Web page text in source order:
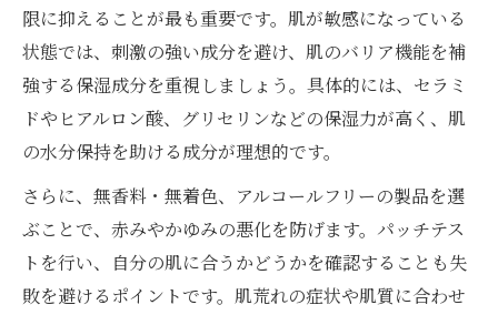
限に抑えることが最も重要です。肌が敏感になっている
状態では、刺激の強い成分を避け、肌のバリア機能を補
強する保湿成分を重視しましょう。具体的には、セラミ
ドやヒアルロン酸、グリセリンなどの保湿力が高く、肌
の水分保持を助ける成分が理想的です。
さらに、無香料・無着色、アルコールフリーの製品を選
ぶことで、赤みやかゆみの悪化を防げます。パッチテス
トを行い、自分の肌に合うかどうかを確認することも失
敗を避けるポイントです。肌荒れの症状や肌質に合わせ